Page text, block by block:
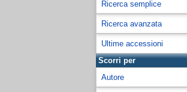
Ricerca semplice
Ricerca avanzata
Ultime accessioni
Scorri per
Autore